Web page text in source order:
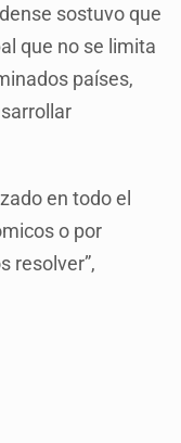
sostuvo que
que no se limita
países,
en todo el
o por
resolver”,